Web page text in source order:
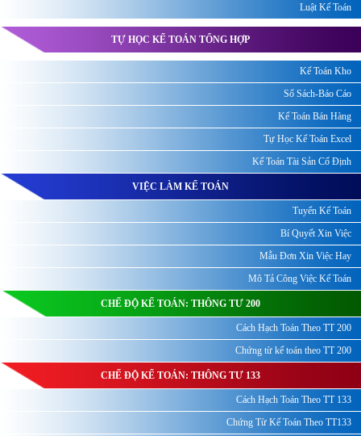
Luật Kế Toán
TỰ HỌC KẾ TOÁN TỔNG HỢP
Kế Toán Kho
Sổ Sách-Báo Cáo
Kế Toán Bán Hàng
Tự Học Kế Toán Excel
Kế Toán Tài Sản Cố Định
VIỆC LÀM KẾ TOÁN
Tuyển Kế Toán
Bí Quyết Xin Việc
Mẫu Đơn Xin Việc Hay
Mô Tả Công Việc Kế Toán
CHẾ ĐỘ KẾ TOÁN: THÔNG TƯ 200
Cách Hạch Toán Theo TT 200
Chứng từ kế toán theo TT 200
CHẾ ĐỘ KẾ TOÁN: THÔNG TƯ 133
Cách Hạch Toán Theo TT 133
Chứng Từ Kế Toán Theo TT133